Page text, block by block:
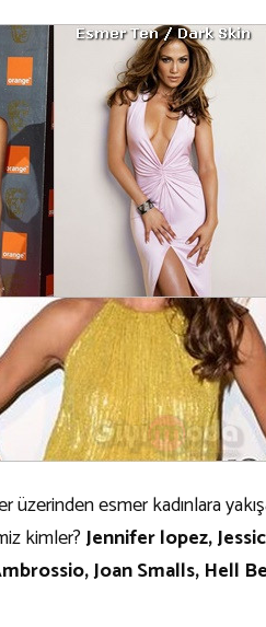
üzerinden esmer kadınlara
kimler?Jennifer lopez,
Joan Smalls, Hell